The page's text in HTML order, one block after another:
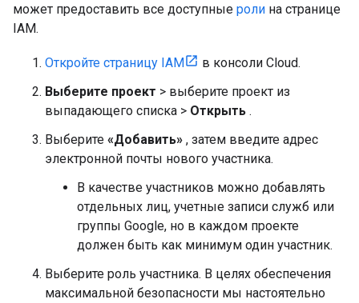
может предоставить все доступные роли на странице
IAM.
Откройте страницу IAM
в консоли Cloud.
Выберите проект > выберите проект из
выпадающего списка > Открыть .
Выберите «Добавить» , затем введите адрес
электронной почты нового участника.
В качестве участников можно добавлять
отдельных лиц, учетные записи служб или
группы Google, но в каждом проекте
должен быть как минимум один участник.
Выберите роль участника. В целях обеспечения
максимальной безопасности мы настоятельно